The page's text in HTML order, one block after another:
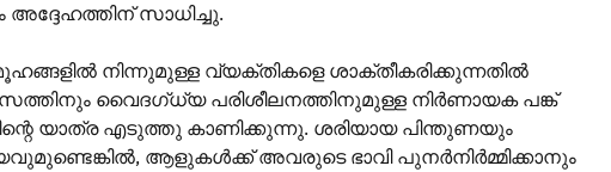
അദ്ദേഹത്തിന് സാധിച്ചു.
നിന്നുമുള്ള വ്യക്തികളെ ശാക്തീകരിക്കുന്നതിൽ
വൈദഗ്ധ്യ പരിശീലനത്തിനുമുള്ള നിർണായക പങ്ക്
യാത്ര എടുത്തു കാണിക്കുന്നു. ശരിയായ പിന്തുണയും
ആളുകൾക്ക് അവരുടെ ഭാവി പുനർനിർമ്മിക്കാനും